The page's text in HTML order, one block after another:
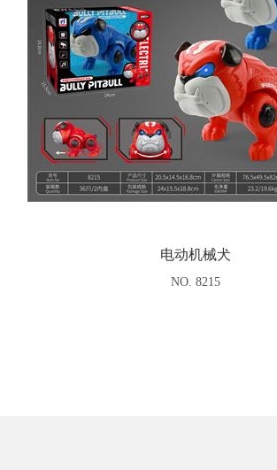
电动机械犬
NO. 8215